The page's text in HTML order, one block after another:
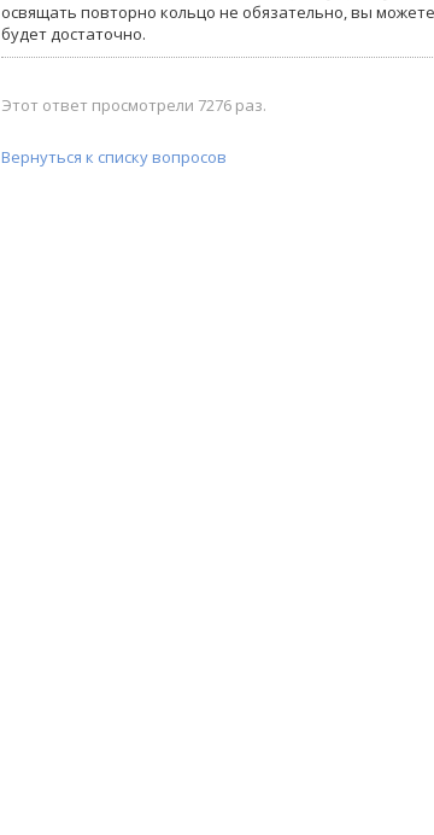
освящать повторно кольцо не обязательно, вы
будет достаточно.
Этот ответ просмотрели 7276 раз.
Вернуться к списку вопросов